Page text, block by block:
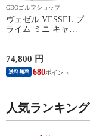
GDOゴルフショップ
ヴェゼル VESSEL プ
ライム ミニ キャデ
74,800 円
送料無料 680
人気ランキング